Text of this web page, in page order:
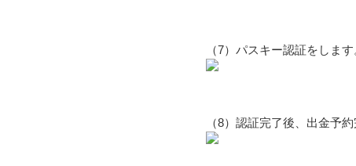
（7）パスキー認証をします
（8）認証完了後、出金予